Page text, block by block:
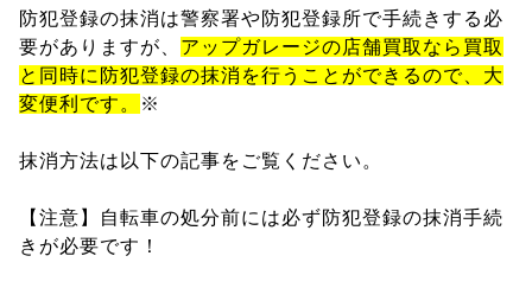
防犯登録の抹消は警察署や防犯登録所で手続きする必
要がありますが、 アップガレージの店舗買取なら買取
と同時に防犯登録の抹消を行うことができるので、大
変便利です。
※
抹消方法は以下の記事をご覧ください。
【注意】自転車の処分前には必ず防犯登録の抹消手続
きが必要です！